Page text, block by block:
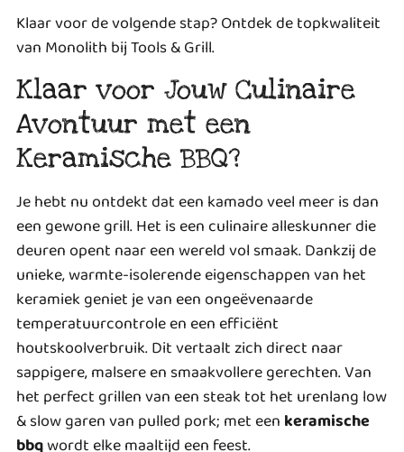
Klaar voor de volgende stap?Ontdek de topkwaliteit
van Monolith bij Tools & Grill.
Klaar voor Jouw Culinaire
Avontuur met een
Keramische BBQ?
Je hebt nu ontdekt dat een kamado veel meer is dan
een gewone grill. Het is een culinaire alleskunner die
deuren opent naar een wereld vol smaak. Dankzij de
unieke, warmte-isolerende eigenschappen van het
keramiek geniet je van een ongeëvenaarde
temperatuurcontrole en een efficiënt
houtskoolverbruik. Dit vertaalt zich direct naar
sappigere, malsere en smaakvollere gerechten. Van
het perfect grillen van een steak tot het urenlang low
& slow garen van pulled pork; met een keramische
bbqwordt elke maaltijd een feest.